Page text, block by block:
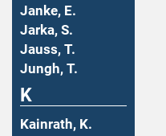
Janke, E.
Jarka, S.
Jauss, T.
Jungh, T.
K
Kainrath, K.